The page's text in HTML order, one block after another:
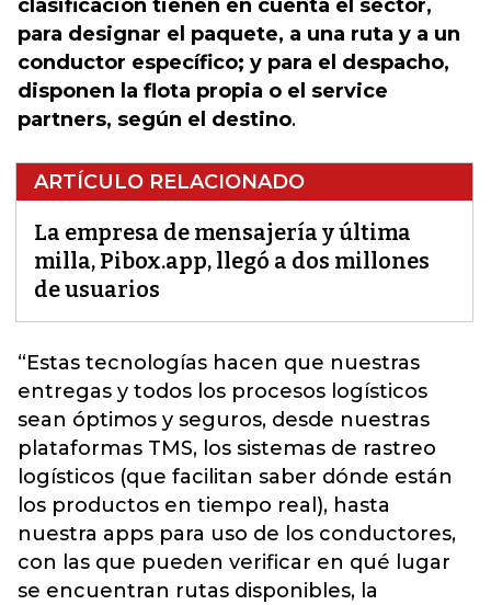
clasificación tienen en cuenta el sector,
para designar el paquete, a una ruta y a un
conductor específico; y para el despacho,
disponen la flota propia o el service
partners, según el destino.
ARTÍCULO RELACIONADO
La empresa de mensajería y última
milla, Pibox.app, llegó a dos millones
de usuarios
“Estas tecnologías hacen que nuestras
entregas y todos los procesos logísticos
sean óptimos y seguros, desde nuestras
plataformas TMS, los sistemas de rastreo
logísticos (que facilitan saber dónde están
los productos en tiempo real), hasta
nuestra apps para uso de los conductores,
con las que pueden verificar en qué lugar
se encuentran rutas disponibles, la